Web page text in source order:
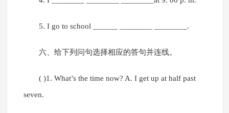
5. I go to school ______ ________ ________.
六、给下列问句选择相应的答句并连线。
( )1. What’s the time now? A. I get up at half past
seven.